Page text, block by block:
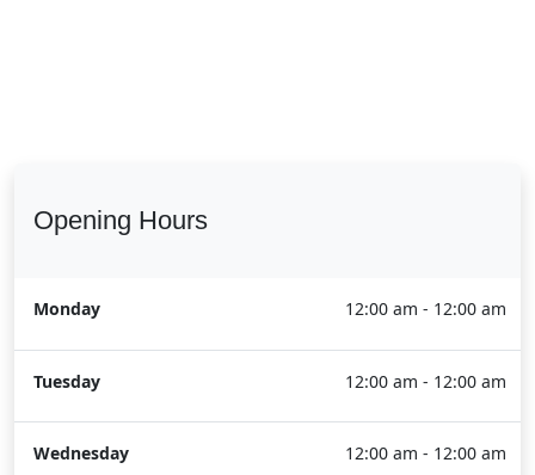
Opening Hours
Monday 12:00 am - 12:00 am
Tuesday 12:00 am - 12:00 am
Wednesday 12:00 am - 12:00 am